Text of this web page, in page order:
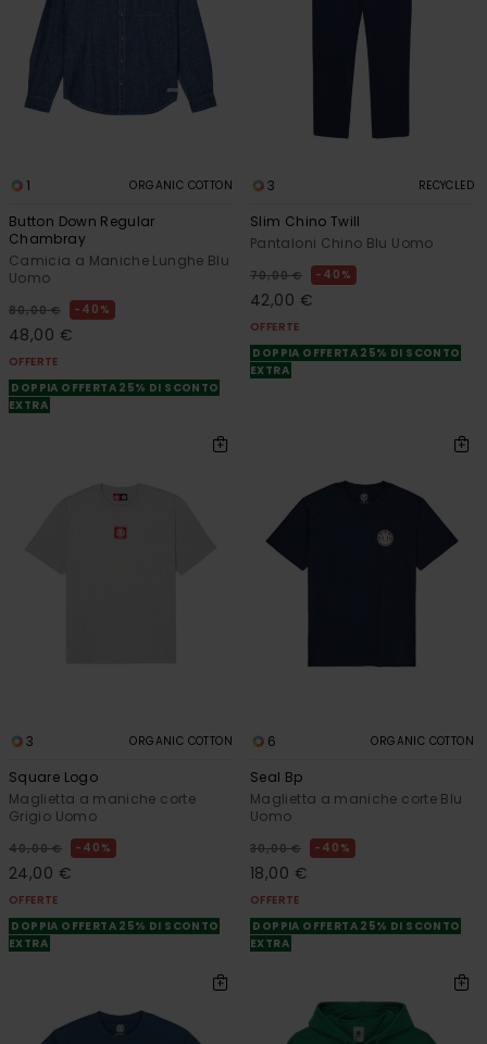
1 ORGANIC COTTON
Button Down Regular
Chambray
Camicia a Maniche Lunghe Blu
Uomo
80,00 € 40%
48,00 €
OFFERTE
DOPPIA OFFERTA 25% DI SCONTO
EXTRA
3 RECYCLED
Slim Chino Twill
Pantaloni Chino Blu Uomo
70,00 € 40%
42,00 €
OFFERTE
DOPPIA OFFERTA 25% DI SCONTO
EXTRA
3 ORGANIC COTTON
Square Logo
Maglietta a maniche corte
Grigio Uomo
40,00 € 40%
24,00 €
OFFERTE
DOPPIA OFFERTA 25% DI SCONTO
EXTRA
6 ORGANIC COTTON
Seal Bp
Maglietta a maniche corte Blu
Uomo
30,00 € 40%
18,00 €
OFFERTE
DOPPIA OFFERTA 25% DI SCONTO
EXTRA